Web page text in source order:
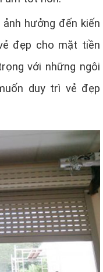
hưởng đến kiến
đẹp cho mặt tiền
với những ngôi
duy trì vẻ đẹp